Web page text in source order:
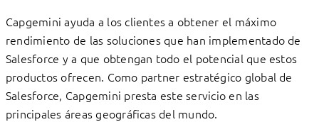
Capgemini ayuda a los clientes a obtener el máximo
rendimiento de las soluciones que han implementado de
Salesforce y a que obtengan todo el potencial que estos
productos ofrecen. Como partner estratégico global de
Salesforce, Capgemini presta este servicio en las
principales áreas geográficas del mundo.